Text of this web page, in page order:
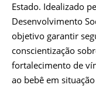
Estado. Idealizado
Desenvolvimento
objetivo garantir
conscientização
fortalecimento de
ao bebê em